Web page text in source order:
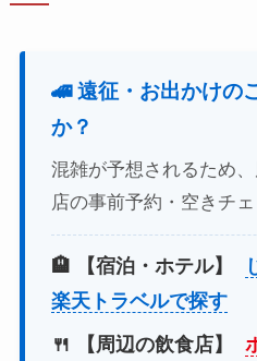
🚄 遠征・お出かけの
か？
混雑が予想されるため
店の事前予約・空きチ
🏨 【宿泊・ホテル】
楽天トラベルで探す
🍴 【周辺の飲食店】